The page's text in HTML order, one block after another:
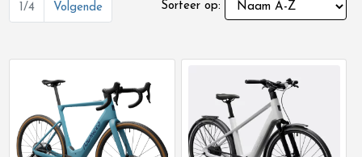
Sorteer op:
1/4 Volgende